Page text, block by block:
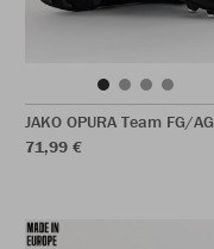
JAKO OPURA Team FG/AG
71,99 €